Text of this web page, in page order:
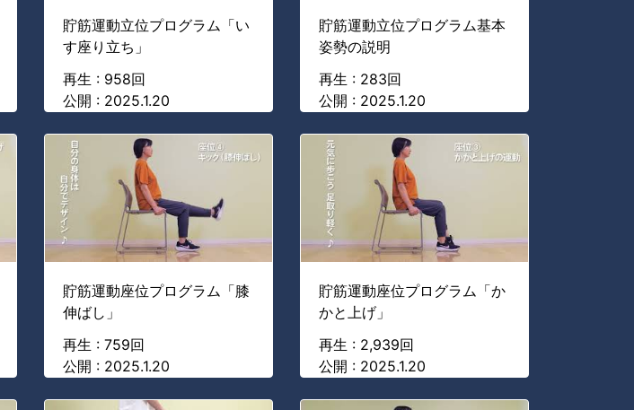
貯筋運動立位プログラム「い
す座り立ち」
再生 : 958回
公開 : 2025.1.20
貯筋運動立位プログラム基本
姿勢の説明
再生 : 283回
公開 : 2025.1.20
貯筋運動座位プログラム「膝
伸ばし」
再生 : 759回
公開 : 2025.1.20
貯筋運動座位プログラム「か
かと上げ」
再生 : 2,939回
公開 : 2025.1.20